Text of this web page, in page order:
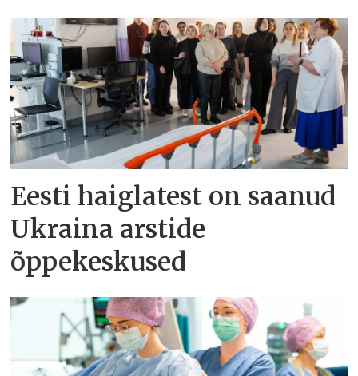
Eesti haiglatest on saanud
Ukraina arstide
õppekeskused